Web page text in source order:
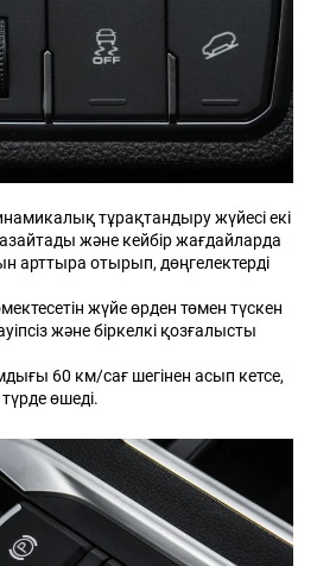
тұрақтандыру жүйесі екі
және кейбір жағдайларда
арттыра отырып, дөңгелектерді
жүйе өрден төмен түскен
және біркелкі қозғалысты
60 км/сағ шегінен асып кетсе,
өшеді.